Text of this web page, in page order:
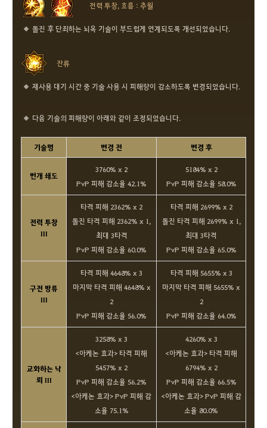
전력 투창, 흐름 : 추월
돌진 후 단죄하는 뇌옥 기술이 부드럽게 연계되도록 개선되었습니다.
잔류
재사용 대기 시간 중 기술 사용 시 피해량이 감소하도록 변경되었습니다.
다음 기술의 피해량이 아래와 같이 조정되었습니다.
기술명 변경 전 변경 후
번개 쇄도
3760% x 2
PvP 피해 감소율 42.1%
5184% x 2
PvP 피해 감소율 58.0%
전력 투창
III
타격 피해 2362% x 2
돌진 타격 피해 2362% x 1,
최대 3타격
PvP 피해 감소율 60.0%
타격 피해 2699% x 2
돌진 타격 피해 2699% x 1,
최대 3타격
PvP 피해 감소율 65.0%
구전 방류
III
타격 피해 4648% x 3
마지막 타격 피해 4648% x
2
PvP 피해 감소율 56.0%
타격 피해 5655% x 3
마지막 타격 피해 5655% x
2
PvP 피해 감소율 64.0%
교화하는 낙
뢰 III
3258% x 3
<아케논 효과> 타격 피해
5457% x 2
PvP 피해 감소율 56.2%
<아케논 효과> PvP 피해 감
소율 75.1%
4260% x 3
<아케논 효과> 타격 피해
6794% x 2
PvP 피해 감소율 66.5%
<아케논 효과> PvP 피해 감
소율 80.0%